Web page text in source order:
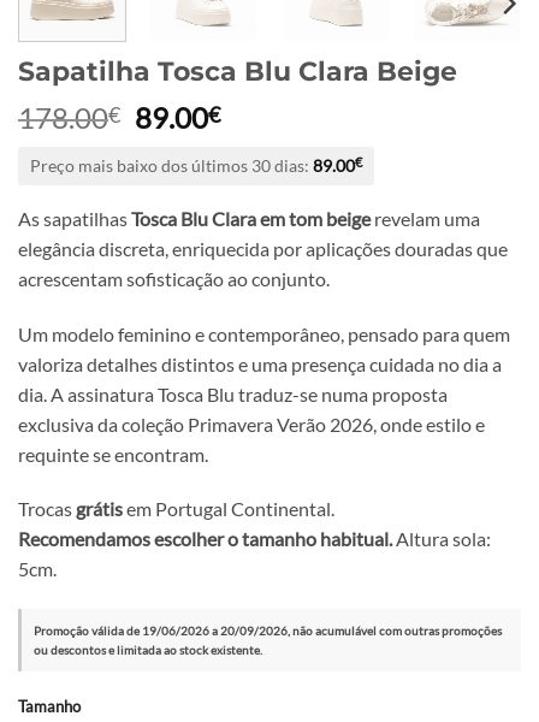
Sapatilha Tosca Blu Clara Beige
178.00€ O
original
era:
178.00€.
89.00€O
atual
é:
89.00€.
Preço mais baixo dos últimos 30 dias: 89.00€
As sapatilhasTosca Blu Clara em tom beigerevelam uma
elegância discreta, enriquecida por aplicações douradas que
acrescentam sofisticação ao conjunto.
Um modelo feminino e contemporâneo, pensado para quem
valoriza detalhes distintos e uma presença cuidada no dia a
dia. A assinatura Tosca Blu traduz-se numa proposta
exclusiva da coleção Primavera Verão 2026, onde estilo e
requinte se encontram.
Trocas grátisem Portugal Continental.
Recomendamos escolher o tamanho habitual.Altura sola:
5cm.
Promoção válida de 19/06/2026 a 20/09/2026, não acumulável com outras promoções
ou descontos e limitada ao stock existente.
Tamanho
Alternative: